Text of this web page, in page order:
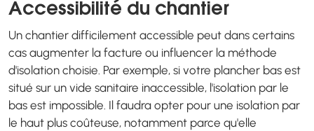
Accessibilité du chantier
Un chantier difficilement accessible peut dans certains
cas augmenter la facture ou influencer la méthode
d'isolation choisie. Par exemple, si votre plancher bas est
situé sur un vide sanitaire inaccessible, l'isolation par le
bas est impossible. Il faudra opter pour une isolation par
le haut plus coûteuse, notamment parce qu'elle